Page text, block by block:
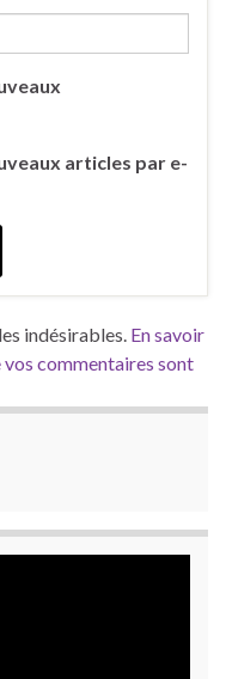
articles par e-
indésirables. En savoir
vos commentaires sont